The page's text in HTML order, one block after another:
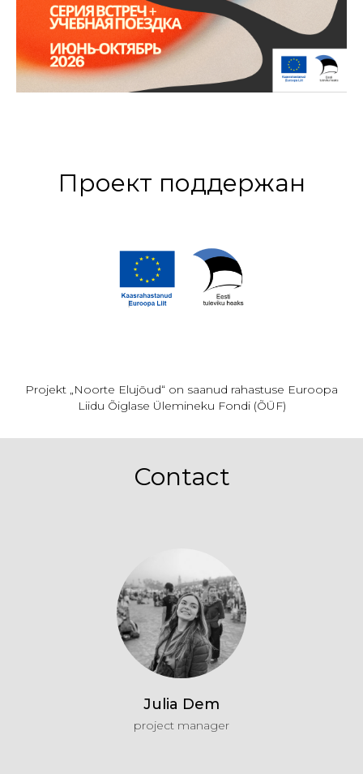
Проект поддержан
Projekt „Noorte Elujõud“ on saanud rahastuse Euroopa
Liidu Õiglase Ülemineku Fondi (ÕÜF)
Contact
Julia Dem
project manager